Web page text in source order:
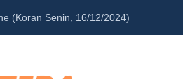
(Koran Senin, 16/12/2024)